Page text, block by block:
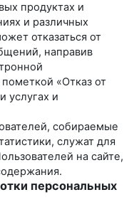
продуктах и
и различных
отказаться от
направив
пометкой «Отказ от
услугах и
собираемые
служат для
на сайте,
персональных